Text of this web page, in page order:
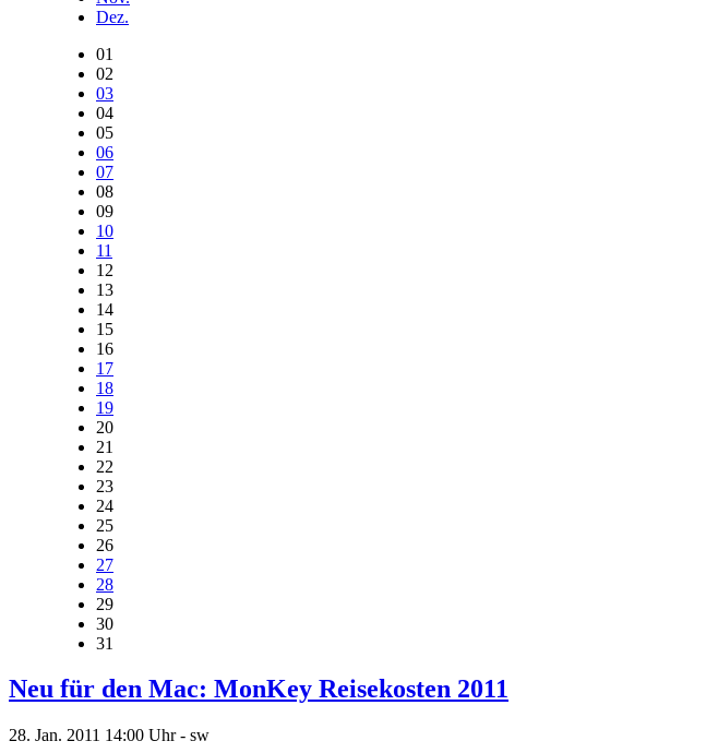
Dez.
01
02
03
04
05
06
07
08
09
10
11
12
13
14
15
16
17
18
19
20
21
22
23
24
25
26
27
28
29
30
31
Neu für den Mac: MonKey Reisekosten 2011
28. Jan. 2011 14:00 Uhr - sw